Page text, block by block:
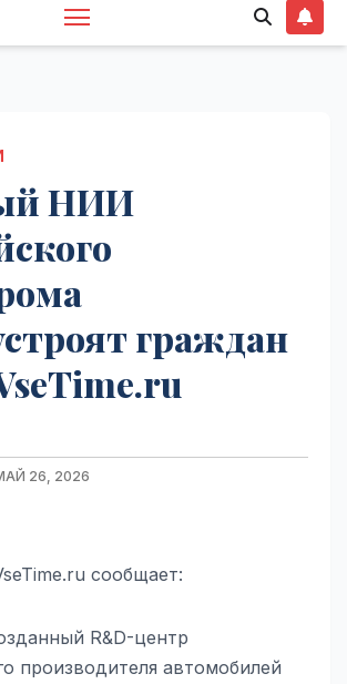
НИИ
граждан
26, 2026
сообщает:
R&D-центр
производителя автомобилей